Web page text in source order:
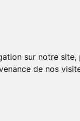
sur notre
de nos